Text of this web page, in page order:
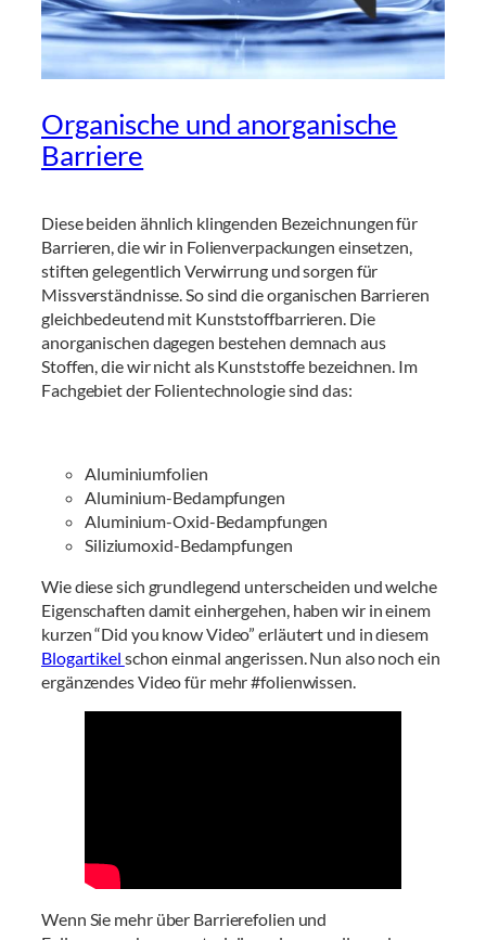
Organische und anorganische
Barriere
Diese beiden ähnlich klingenden Bezeichnungen für
Barrieren, die wir in Folienverpackungen einsetzen,
stiften gelegentlich Verwirrung und sorgen für
Missverständnisse. So sind die organischen Barrieren
gleichbedeutend mit Kunststoffbarrieren. Die
anorganischen dagegen bestehen demnach aus
Stoffen, die wir nicht als Kunststoffe bezeichnen. Im
Fachgebiet der Folientechnologie sind das:
Aluminiumfolien
Aluminium-Bedampfungen
Aluminium-Oxid-Bedampfungen
Siliziumoxid-Bedampfungen
Wie diese sich grundlegend unterscheiden und welche
Eigenschaften damit einhergehen, haben wir in einem
kurzen “Did you know Video” erläutert und in diesem
Blogartikel schon einmal angerissen. Nun also noch ein
ergänzendes Video für mehr #folienwissen.
Wenn Sie mehr über Barrierefolien und